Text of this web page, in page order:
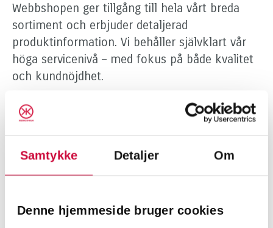
Samtykke Detaljer Om
Denne hjemmeside bruger cookies
Webbshopen ger tillgång till hela vårt breda
sortiment och erbjuder detaljerad
produktinformation. Vi behåller självklart vår
höga servicenivå – med fokus på både kvalitet
och kundnöjdhet.
Så loggar du in
Du kan använda den e-postadress som är
lösenord från den gamla webbshoppen.
lösenord”, så skickas ett nytt lösenord till dig.